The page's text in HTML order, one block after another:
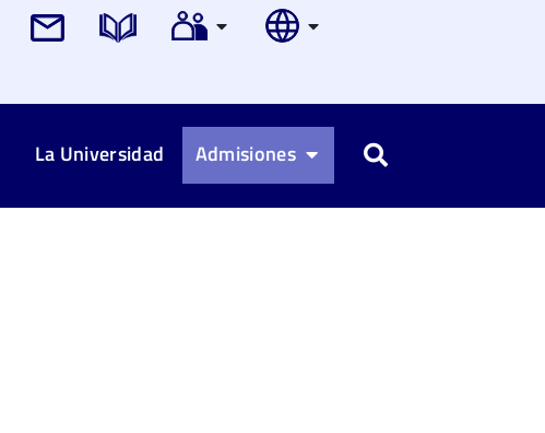
La Universidad Admisiones Buscar